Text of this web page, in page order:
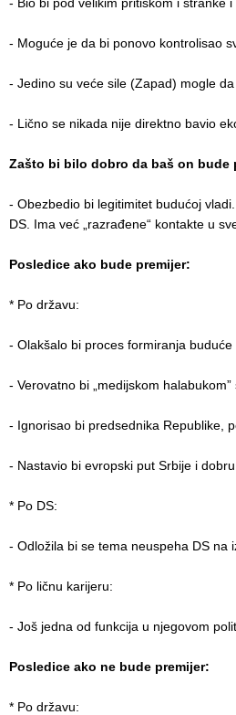
- Moguće je da bi ponovo kontrolisao
- Jedino su veće sile (Zapad) mogle
- Lično se nikada nije direktno bavio
Zašto bi bilo dobro da baš on bude
- Obezbedio bi legitimitet budućoj
DS. Ima već „razrađene“ kontakte u
Posledice ako bude premijer:
* Po državu:
- Olakšalo bi proces formiranja buduće
- Verovatno bi „medijskom
- Ignorisao bi predsednika Republike,
- Nastavio bi evropski put Srbije i
* Po DS:
- Odložila bi se tema neuspeha DS na
* Po ličnu karijeru:
- Još jedna od funkcija u njegovom
Posledice ako ne bude premijer:
* Po državu: